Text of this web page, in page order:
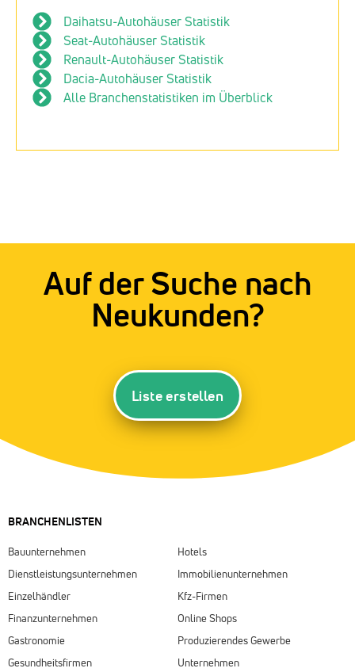
Daihatsu-Autohäuser Statistik
Seat-Autohäuser Statistik
Renault-Autohäuser Statistik
Dacia-Autohäuser Statistik
Alle Branchenstatistiken im Überblick
Auf der Suche nach
Neukunden?
Liste erstellen
BRANCHENLISTEN
Bauunternehmen
Dienstleistungsunternehmen
Einzelhändler
Finanzunternehmen
Gastronomie
Gesundheitsfirmen
Hotels
Immobilienunternehmen
Kfz-Firmen
Online Shops
Produzierendes Gewerbe
Unternehmen